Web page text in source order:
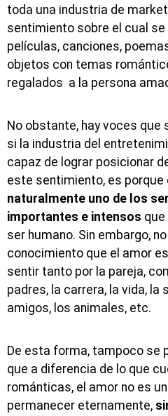
toda una industria de
sentimiento sobre el cual
películas, canciones,
objetos con temas
regalados a la persona
No obstante, hay voces que
si la industria del
capaz de lograr posicionar
este sentimiento, es porque
naturalmente uno de los
importantes e intensos que
ser humano. Sin embargo,
conocimiento que el amor
sentir tanto por la pareja,
padres, la carrera, la vida, la
amigos, los animales, etc.
De esta forma, tampoco se
que a diferencia de lo que
románticas, el amor no es
permanecer eternamente,